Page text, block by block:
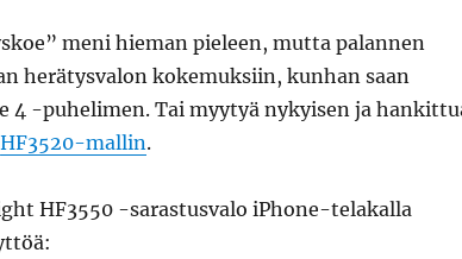
meni hieman pieleen, mutta palannen
herätysvalon kokemuksiin, kunhan saan
4 -puhelimen. Tai myytyä nykyisen ja
HF3520-mallin.
HF3550 -sarastusvalo iPhone-telakalla